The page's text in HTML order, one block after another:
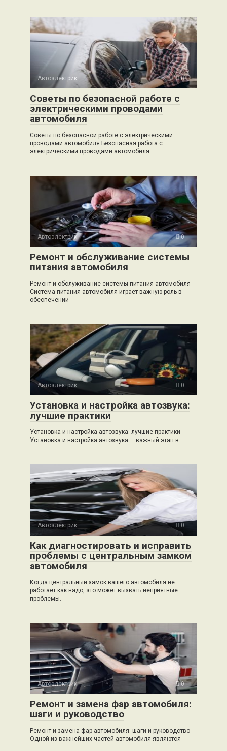
Автоэлектрик 0
Советы по безопасной работе с
электрическими проводами
автомобиля
Советы по безопасной работе с электрическими
проводами автомобиля Безопасная работа с
электрическими проводами автомобиля
Автоэлектрик 0
Ремонт и обслуживание системы
питания автомобиля
Ремонт и обслуживание системы питания автомобиля
Система питания автомобиля играет важную роль в
обеспечении
Автоэлектрик 0
Установка и настройка автозвука:
лучшие практики
Установка и настройка автозвука: лучшие практики
Установка и настройка автозвука — важный этап в
Автоэлектрик 0
Как диагностировать и исправить
проблемы с центральным замком
автомобиля
Когда центральный замок вашего автомобиля не
работает как надо, это может вызвать неприятные
проблемы.
Автоэлектрик 0
Ремонт и замена фар автомобиля:
шаги и руководство
Ремонт и замена фар автомобиля: шаги и руководство
Одной из важнейших частей автомобиля являются